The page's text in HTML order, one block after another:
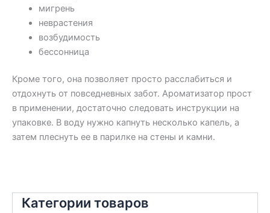
Категории товаров
мигрень
неврастения
возбудимость
бессонница
Кроме того, она позволяет просто расслабиться и
отдохнуть от повседневных забот. Ароматизатор прост
в применении, достаточно следовать инструкции на
упаковке. В воду нужно капнуть несколько капель, а
затем плеснуть ее в парилке на стены и камни.